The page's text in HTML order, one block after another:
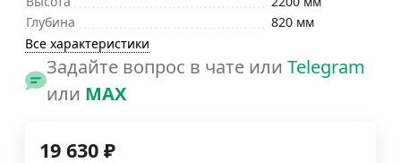
Глубина
820 мм
Все характеристики
Задайте вопрос в чате или Telegram
или MAX
19 630 ₽